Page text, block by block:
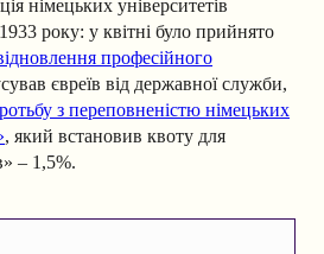
німецьких університетів
року: у квітні було прийнято
професійного
євреїв від державної служби,
з переповненістю німецьких
, який встановив квоту для
– 1,5%.